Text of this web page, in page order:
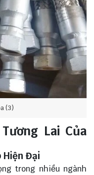
(3)
Lai Của
Hiện Đại
trong nhiều ngành